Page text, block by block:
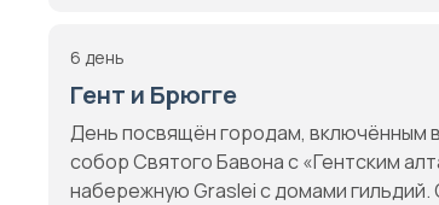
6 день
Гент и Брюгге
День посвящён городам, включённым
собор Святого Бавона с «Гентским
набережную Graslei с домами